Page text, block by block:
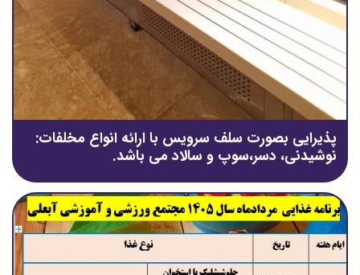
پذیرایی بصورت سلف سرویس با ارائه انواع مخلفات:
نوشیدنی، دسر،سوپ و سالاد می باشد.